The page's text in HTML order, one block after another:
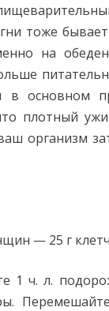
тоже
на
в основном
плотный
организм
— 25 г
1 ч. л.